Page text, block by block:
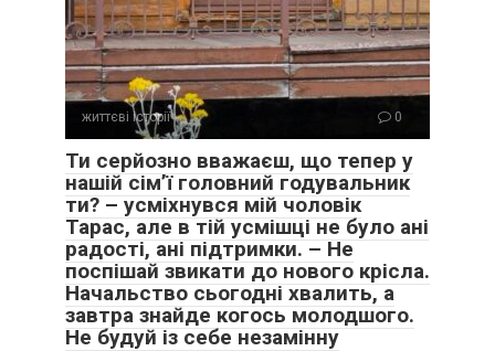
життєві історії 0
Ти серйозно вважаєш, що тепер у
нашій сім’ї головний годувальник
ти? – усміхнувся мій чоловік
Тарас, але в тій усмішці не було ані
радості, ані підтримки. – Не
поспішай звикати до нового крісла.
Начальство сьогодні хвалить, а
завтра знайде когось молодшого.
Не будуй із себе незамінну